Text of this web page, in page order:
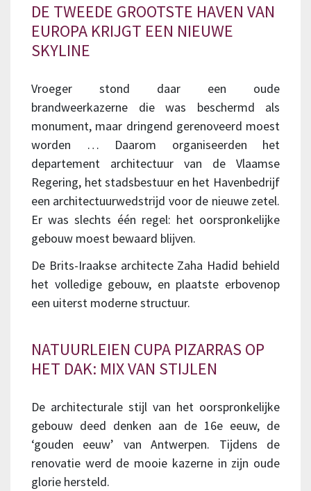
DE TWEEDE GROOTSTE HAVEN VAN
EUROPA KRIJGT EEN NIEUWE
SKYLINE
Vroeger stond daar een oude
brandweerkazerne die was beschermd als
monument, maar dringend gerenoveerd moest
worden … Daarom organiseerden het
departement architectuur van de Vlaamse
Regering, het stadsbestuur en het Havenbedrijf
een architectuurwedstrijd voor de nieuwe zetel.
Er was slechts één regel: het oorspronkelijke
gebouw moest bewaard blijven.
De Brits-Iraakse architecte Zaha Hadid behield
het volledige gebouw, en plaatste erbovenop
een uiterst moderne structuur.
NATUURLEIEN CUPA PIZARRAS OP
HET DAK: MIX VAN STIJLEN
De architecturale stijl van het oorspronkelijke
gebouw deed denken aan de 16e eeuw, de
‘gouden eeuw’ van Antwerpen. Tijdens de
renovatie werd de mooie kazerne in zijn oude
glorie hersteld.